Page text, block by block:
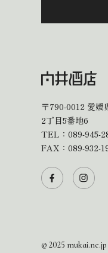
〒790-0012 愛媛
2丁目5番地6
TEL： 089-945-
FAX：089-932-
© 2025 mukai.ne.jp